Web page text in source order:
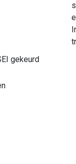
gekeurd